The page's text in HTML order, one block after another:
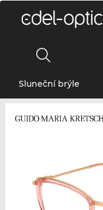
Sluneční brýle